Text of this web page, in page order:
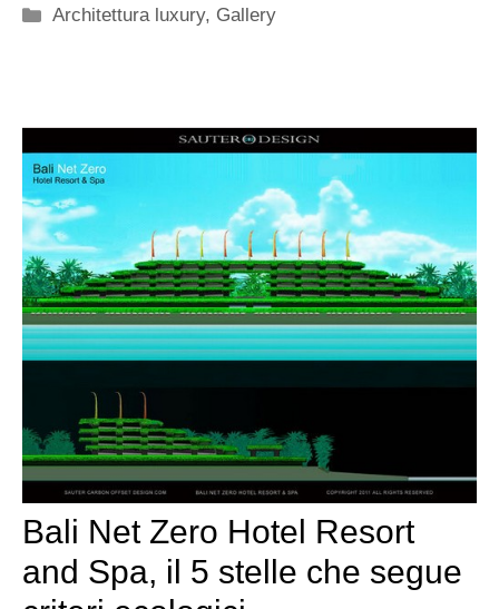
Categorie
Architettura luxury, Gallery
Bali Net Zero Hotel Resort
and Spa, il 5 stelle che segue